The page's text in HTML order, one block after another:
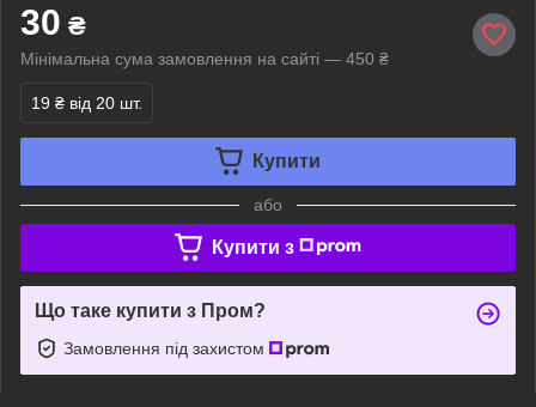
30 ₴
Мінімальна сума замовлення на сайті — 450 ₴
19 ₴ від 20 шт.
Купити
або
Купити з
Що таке купити з Пром?
Замовлення під захистом